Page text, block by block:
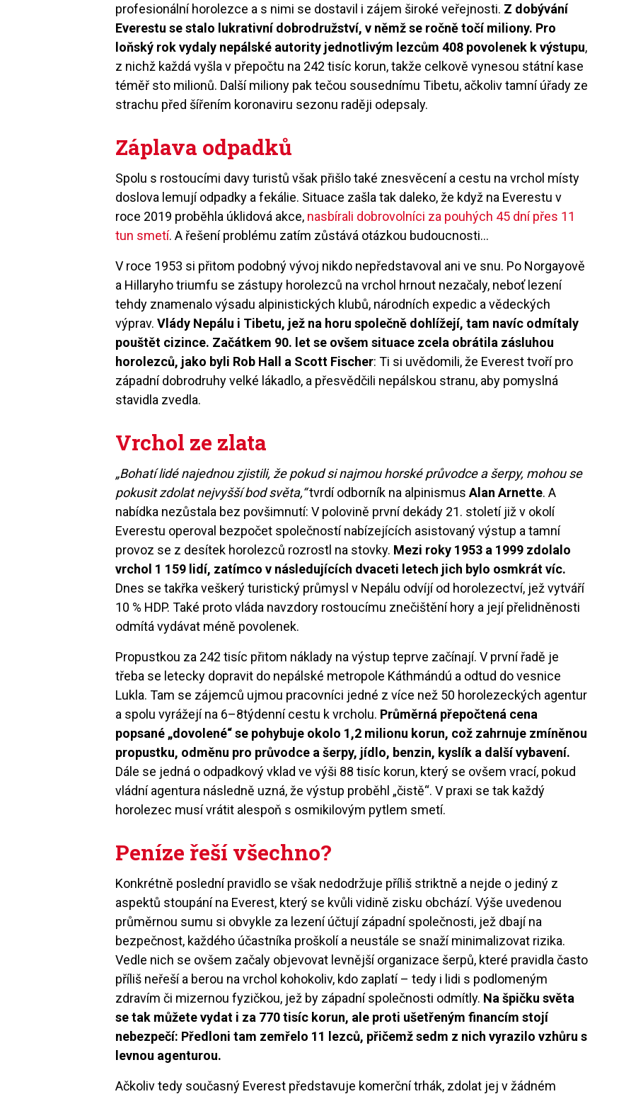
profesionální horolezce a s nimi se dostavil i zájem široké veřejnosti. Z dobývání
Everestu se stalo lukrativní dobrodružství, v němž se ročně točí miliony. Pro
loňský rok vydaly nepálské autority jednotlivým lezcům 408 povolenek k výstupu,
z nichž každá vyšla v přepočtu na 242 tisíc korun, takže celkově vynesou státní kase
téměř sto milionů. Další miliony pak tečou sousednímu Tibetu, ačkoliv tamní úřady ze
strachu před šířením koronaviru sezonu raději odepsaly.
Záplava odpadků
Spolu s rostoucími davy turistů však přišlo také znesvěcení a cestu na vrchol místy
doslova lemují odpadky a fekálie. Situace zašla tak daleko, že když na Everestu v
roce 2019 proběhla úklidová akce, nasbírali dobrovolníci za pouhých 45 dní přes 11
tun smetí. A řešení problému zatím zůstává otázkou budoucnosti…
V roce 1953 si přitom podobný vývoj nikdo nepředstavoval ani ve snu. Po Norgayově
a Hillaryho triumfu se zástupy horolezců na vrchol hrnout nezačaly, neboť lezení
tehdy znamenalo výsadu alpinistických klubů, národních expedic a vědeckých
výprav.Vlády Nepálu i Tibetu, jež na horu společně dohlížejí, tam navíc odmítaly
pouštět cizince. Začátkem 90. let se ovšem situace zcela obrátila zásluhou
horolezců, jako byli Rob Hall a Scott Fischer: Ti si uvědomili, že Everest tvoří pro
západní dobrodruhy velké lákadlo, a přesvědčili nepálskou stranu, aby pomyslná
stavidla zvedla.
Vrchol ze zlata
„Bohatí lidé najednou zjistili, že pokud si najmou horské průvodce a šerpy, mohou se
pokusit zdolat nejvyšší bod světa,“tvrdí odborník na alpinismusAlan Arnette. A
nabídka nezůstala bez povšimnutí: V polovině první dekády 21. století již v okolí
Everestu operoval bezpočet společností nabízejících asistovaný výstup a tamní
provoz se z desítek horolezců rozrostl na stovky. Mezi roky 1953 a 1999 zdolalo
vrchol 1 159 lidí, zatímco v následujících dvaceti letech jich bylo osmkrát víc.
Dnes se takřka veškerý turistický průmysl v Nepálu odvíjí od horolezectví, jež vytváří
10 % HDP. Také proto vláda navzdory rostoucímu znečištění hory a její přelidněnosti
odmítá vydávat méně povolenek.
Propustkou za 242 tisíc přitom náklady na výstup teprve začínají. V první řadě je
třeba se letecky dopravit do nepálské metropole Káthmándú a odtud do vesnice
Lukla. Tam se zájemců ujmou pracovníci jedné z více než 50 horolezeckých agentur
a spolu vyrážejí na 6–8týdenní cestu k vrcholu. Průměrná přepočtená cena
popsané „dovolené“ se pohybuje okolo 1,2 milionu korun, což zahrnuje zmíněnou
propustku, odměnu pro průvodce a šerpy, jídlo, benzin, kyslík a další vybavení.
Dále se jedná o odpadkový vklad ve výši 88 tisíc korun, který se ovšem vrací, pokud
vládní agentura následně uzná, že výstup proběhl „čistě“. V praxi se tak každý
horolezec musí vrátit alespoň s osmikilovým pytlem smetí.
Peníze řeší všechno?
Konkrétně poslední pravidlo se však nedodržuje příliš striktně a nejde o jediný z
aspektů stoupání na Everest, který se kvůli vidině zisku obchází. Výše uvedenou
průměrnou sumu si obvykle za lezení účtují západní společnosti, jež dbají na
bezpečnost, každého účastníka proškolí a neustále se snaží minimalizovat rizika.
Vedle nich se ovšem začaly objevovat levnější organizace šerpů, které pravidla často
příliš neřeší a berou na vrchol kohokoliv, kdo zaplatí – tedy i lidi s podlomeným
zdravím či mizernou fyzičkou, jež by západní společnosti odmítly. Na špičku světa
se tak můžete vydat i za 770 tisíc korun, ale proti ušetřeným financím stojí
nebezpečí: Předloni tam zemřelo 11 lezců, přičemž sedm z nich vyrazilo vzhůru s
levnou agenturou.
Ačkoliv tedy současný Everest představuje komerční trhák, zdolat jej v žádném